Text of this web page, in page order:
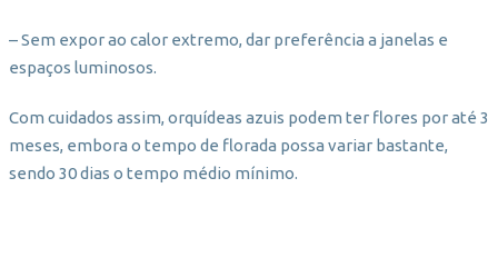
– Sem expor ao calor extremo, dar preferência a janelas e
espaços luminosos.
Com cuidados assim, orquídeas azuis podem ter flores por até 3
meses, embora o tempo de florada possa variar bastante,
sendo 30 dias o tempo médio mínimo.